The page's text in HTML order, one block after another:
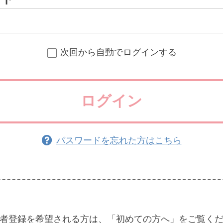
次回から自動でログインする
ログイン
パスワードを忘れた方はこちら
登録を希望される方は、「初めての方へ」をご覧く